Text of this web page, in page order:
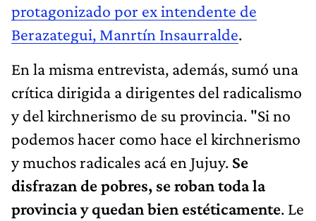
protagonizado por ex intendente de
Berazategui, Manrtín Insaurralde.
En la misma entrevista, además, sumó una
crítica dirigida a dirigentes del radicalismo
y del kirchnerismo de su provincia. "Si no
podemos hacer como hace el kirchnerismo
y muchos radicales acá en Jujuy. Se
disfrazan de pobres, se roban toda la
provincia y quedan bien estéticamente. Le